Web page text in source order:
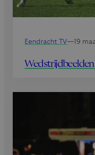
Eendracht TV—19
Wedstrijdbeelden